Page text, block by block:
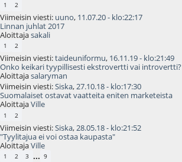
1 2
Viimeisin viesti: uuno, 11.07.20 - klo:22:17
Linnan juhlat 2017
Aloittajasakali
1 2
Viimeisin viesti:taideuniformu, 16.11.19 - klo:21:49
Onko keikari tyypillisesti ekstrovertti vai introvertti?
Aloittajasalaryman
Viimeisin viesti:Siska,27.10.18 - klo:17:30
Suomalaiset ostavat vaatteita eniten marketeista
AloittajaVille
1 2
Viimeisin viesti:Siska,28.05.18 - klo:21:52
"Tyylitajua ei voi ostaa kaupasta"
AloittajaVille
1 2 3 ... 9